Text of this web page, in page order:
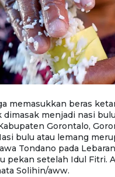
memasukkan beras
menjadi nasi
Gorontalo,
bulu atau lemang
Tondano pada
pekan setelah Idul Fitri.
Solihin/aww.